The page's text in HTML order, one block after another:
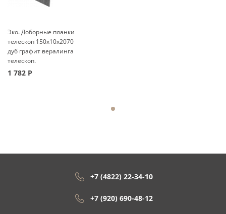
Эко. Доборные планки
телескоп 150x10x2070
дуб графит вералинга
телескоп.
1 782 Р
+7 (4822) 22-34-10
+7 (920) 690-48-12